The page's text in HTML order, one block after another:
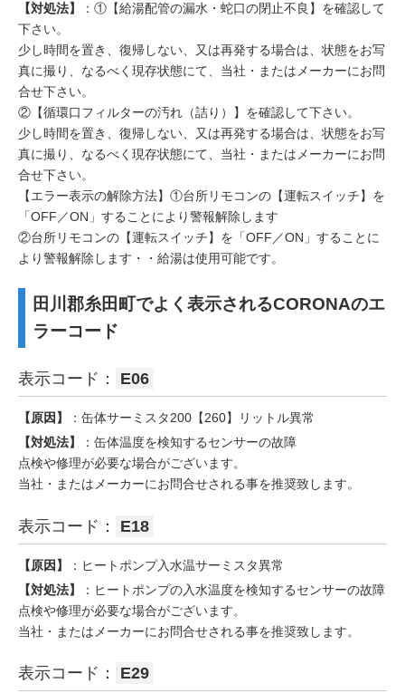
【対処法】
：①【給湯配管の漏水・蛇口の閉止不良】を確認して
下さい。
少し時間を置き、復帰しない、又は再発する場合は、状態をお写
真に撮り、なるべく現存状態にて、当社・またはメーカーにお問
合せ下さい。
②【循環口フィルターの汚れ（詰り）】を確認して下さい。
少し時間を置き、復帰しない、又は再発する場合は、状態をお写
真に撮り、なるべく現存状態にて、当社・またはメーカーにお問
合せ下さい。
【エラー表示の解除方法】①台所リモコンの【運転スイッチ】を
「OFF／ON」することにより警報解除します
②台所リモコンの【運転スイッチ】を「OFF／ON」することに
より警報解除します・・給湯は使用可能です。
田川郡糸田町でよく表示されるCORONAのエ
ラーコード
表示コード： E06
【原因】
：缶体サーミスタ200【260】リットル異常
【対処法】
：缶体温度を検知するセンサーの故障
点検や修理が必要な場合がございます。
当社・またはメーカーにお問合せされる事を推奨致します。
表示コード： E18
【原因】
：ヒートポンプ入水温サーミスタ異常
【対処法】
：ヒートポンプの入水温度を検知するセンサーの故障
点検や修理が必要な場合がございます。
当社・またはメーカーにお問合せされる事を推奨致します。
表示コード： E29